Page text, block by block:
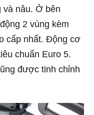
và nâu. Ở bên
2 vùng kèm
cấp nhất. Động cơ
chuẩn Euro 5.
được tinh chỉnh